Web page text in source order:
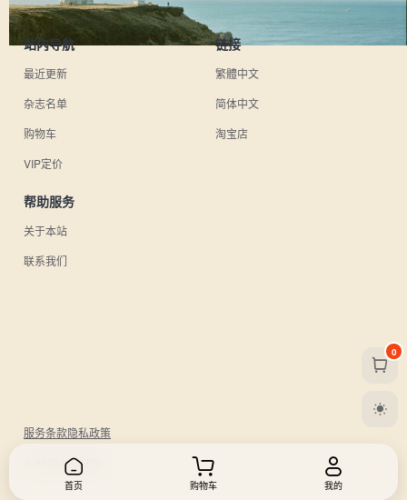
站内导航
最近更新
杂志名单
购物车
VIP定价
链接
繁體中文
简体中文
淘宝店
帮助服务
关于本站
联系我们
服务条款隐私政策
© 2026 UU日杂.
0
首页 购物车 我的